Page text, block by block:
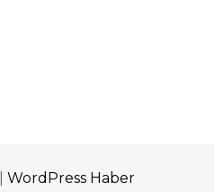
WordPress Haber